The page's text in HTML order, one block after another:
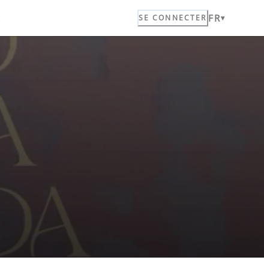
SE CONNECTER FR